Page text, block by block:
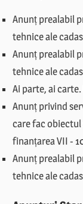
Anunț prealabil
tehnice ale
Anunț prealabil
tehnice ale
Ai parte, ai
Anunț privind
care fac
finanțarea VII -
Anunț prealabil
tehnice ale